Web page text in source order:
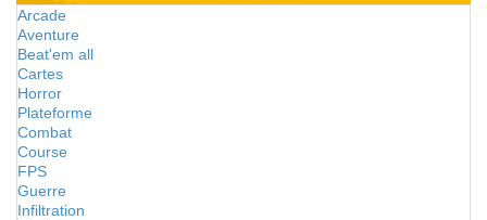
Arcade
Aventure
Beat'em all
Cartes
Horror
Plateforme
Combat
Course
FPS
Guerre
Infiltration